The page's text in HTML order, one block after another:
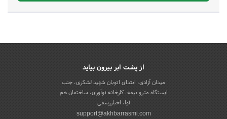
از پشت ابر بیرون بیاید
میدان آزادی، ابتدای اتوبان شهید لشکری، جنب
ایستگاه مترو بیمه، کارخانه نوآوری، ساختمان هم
آوا، اخباررسمی
support@akhbarrasmi.com